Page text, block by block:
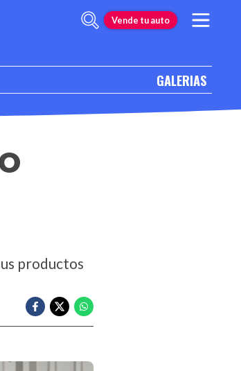
Vende tu auto
GALERIAS
productos